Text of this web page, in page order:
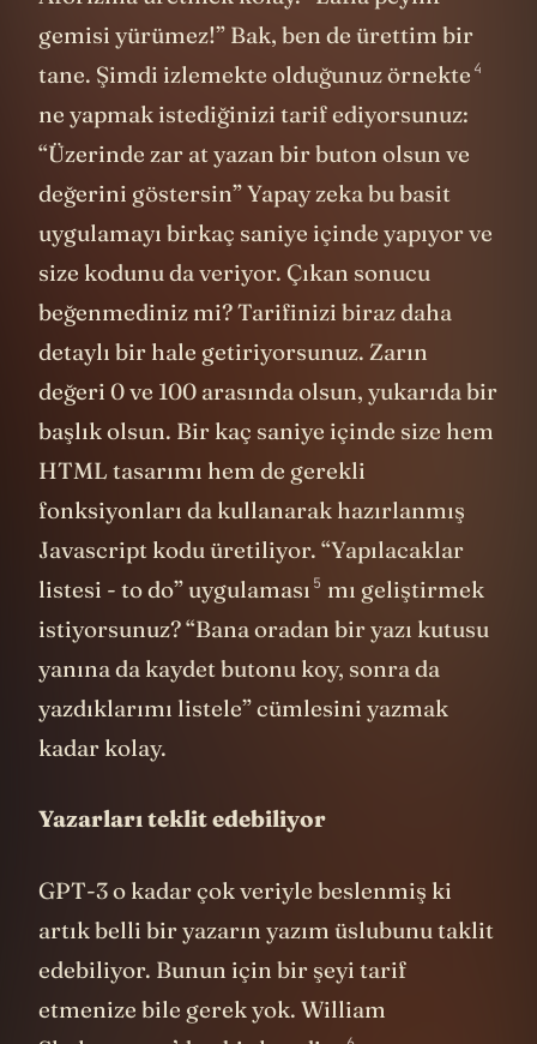
ne yapmak istediğinizi tarif ediyorsunuz:
“Üzerinde zar at yazan bir buton olsun ve
değerini göstersin” Yapay zeka bu basit
uygulamayı birkaç saniye içinde yapıyor ve
size kodunu da veriyor. Çıkan sonucu
beğenmediniz mi? Tarifinizi biraz daha
detaylı bir hale getiriyorsunuz. Zarın
değeri 0 ve 100 arasında olsun, yukarıda bir
başlık olsun. Bir kaç saniye içinde size hem
HTML tasarımı hem de gerekli
fonksiyonları da kullanarak hazırlanmış
Javascript kodu üretiliyor. “Yapılacaklar
listesi - to do” uygulaması 5mı geliştirmek
istiyorsunuz? “Bana oradan bir yazı kutusu
yanına da kaydet butonu koy, sonra da
yazdıklarımı listele” cümlesini yazmak
kadar kolay.
Yazarları teklit edebiliyor
GPT-3 o kadar çok veriyle beslenmiş ki
edebiliyor. Bunun için bir şeyi tarif
etmenize bile gerek yok. William
Shakespeare’denbir kaç dize 6
veriyorsunuz, o bunların kim tarafından